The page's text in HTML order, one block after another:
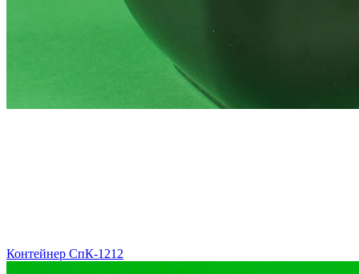
Контейнер СпК-1212